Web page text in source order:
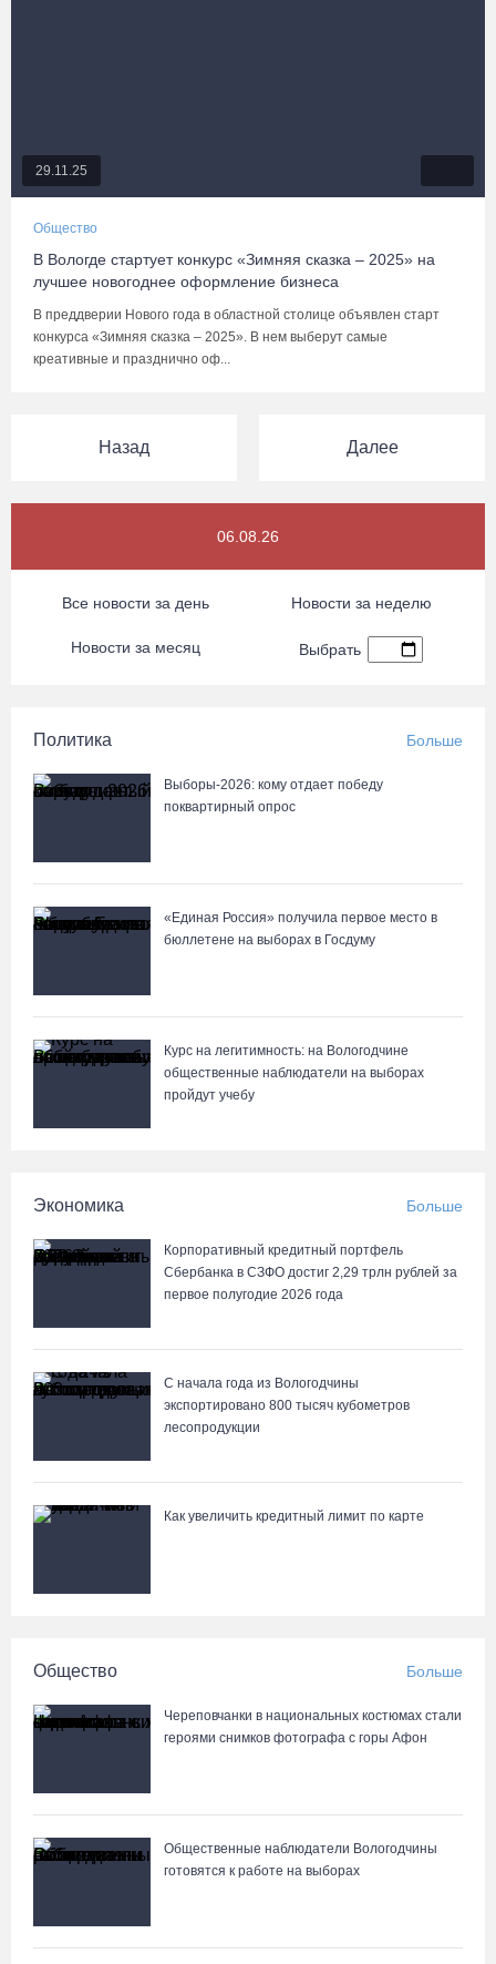
29.11.25
Общество
В Вологде стартует конкурс «Зимняя сказка – 2025» на
лучшее новогоднее оформление бизнеса
В преддверии Нового года в областной столице объявлен старт
конкурса «Зимняя сказка – 2025». В нем выберут самые
креативные и празднично оф...
Назад Далее
06.08.26
Все новости за день Новости за неделю
Новости за месяц Выбрать
Политика Больше
Выборы-2026: кому отдает победу
поквартирный опрос
«Единая Россия» получила первое место в
бюллетене на выборах в Госдуму
Курс на легитимность: на Вологодчине
общественные наблюдатели на выборах
пройдут учебу
Экономика Больше
Корпоративный кредитный портфель
Сбербанка в СЗФО достиг 2,29 трлн рублей за
первое полугодие 2026 года
С начала года из Вологодчины
экспортировано 800 тысяч кубометров
лесопродукции
Как увеличить кредитный лимит по карте
Общество Больше
Череповчанки в национальных костюмах стали
героями снимков фотографа с горы Афон
Общественные наблюдатели Вологодчины
готовятся к работе на выборах